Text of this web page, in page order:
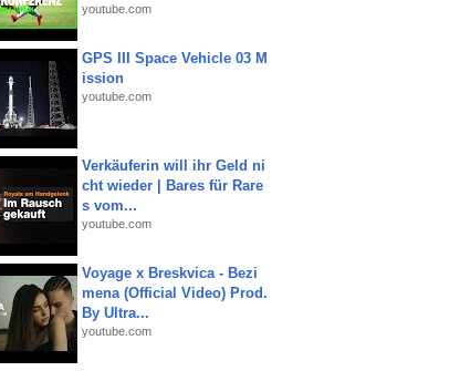
youtube.com
GPS III Space Vehicle 03 M
ission
youtube.com
Verkäuferin will ihr Geld ni
cht wieder | Bares für Rare
s vom...
youtube.com
Voyage x Breskvica - Bezi
mena (Official Video) Prod.
By Ultra...
youtube.com